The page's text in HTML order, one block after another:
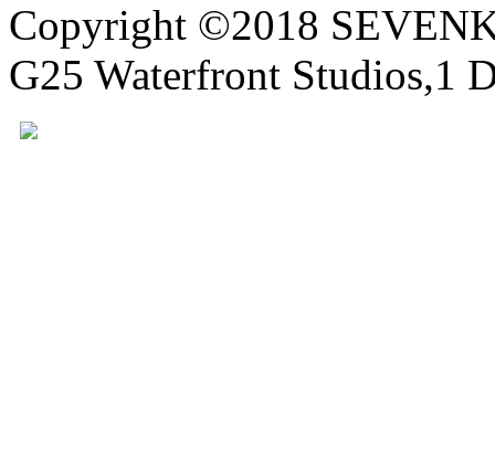
Copyright ©2018
G25 Waterfront Studios,1